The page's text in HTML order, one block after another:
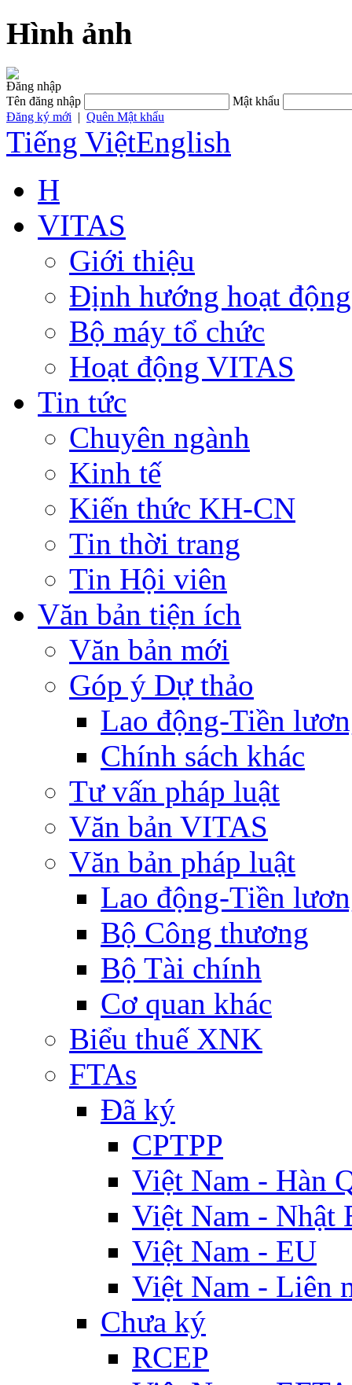
Hình ảnh
Đăng nhập
Tên đăng nhập
Mật khẩu
Đăng ký mới | Quên Mật khẩu
Tiếng ViệtEnglish
H
VITAS
Giới thiệu
Định hướng hoạt động
Bộ máy tổ chức
Hoạt động VITAS
Tin tức
Chuyên ngành
Kinh tế
Kiến thức KH-CN
Tin thời trang
Tin Hội viên
Văn bản tiện ích
Văn bản mới
Góp ý Dự thảo
Lao động-Tiền
Chính sách khác
Tư vấn pháp luật
Văn bản VITAS
Văn bản pháp luật
Lao động-Tiền
Bộ Công thương
Bộ Tài chính
Cơ quan khác
Biểu thuế XNK
FTAs
Đã ký
CPTPP
Việt Nam - Hàn
Việt Nam - Nhật
Việt Nam - EU
Việt Nam - Liên
Chưa ký
RCEP